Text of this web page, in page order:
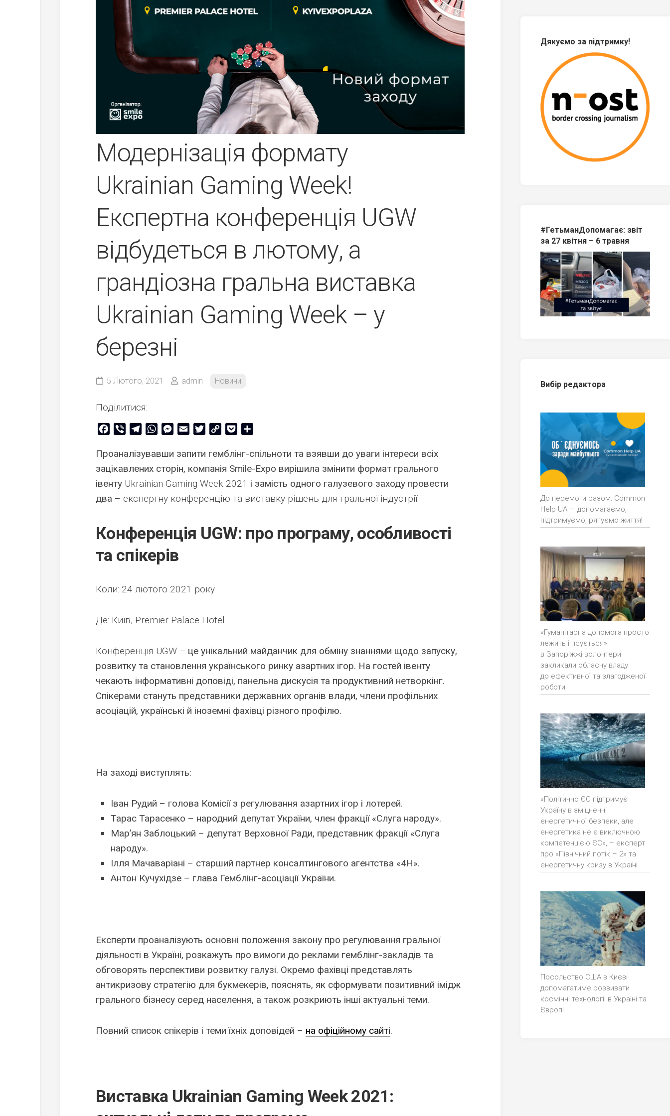
Модернізація формату
Ukrainian Gaming Week!
Експертна конференція UGW
відбудеться в лютому, а
грандіозна гральна виставка
Ukrainian Gaming Week – у
березні
5 Лютого, 2021 admin Новини
Поділитися:
Facebook
Viber TelegramWhatsAppMessenger
Email TwitterCopy
Pocket
Проаналізувавши запити гемблінг-спільноти та взявши до уваги інтереси всіх
зацікавлених сторін, компанія Smile-Expo вирішила змінити формат грального
івенту Ukrainian Gaming Week 2021 і замість одного галузевого заходу провести
два – експертну конференцію та виставку рішень для гральної індустрії.
Конференція UGW: про програму, особливості
та спікерів
Коли: 24 лютого 2021 року
Де: Київ, Premier Palace Hotel
Конференція UGW – це унікальний майданчик для обміну знаннями щодо запуску,
розвитку та становлення українського ринку азартних ігор. На гостей івенту
чекають інформативні доповіді, панельна дискусія та продуктивний нетворкінг.
Спікерами стануть представники державних органів влади, члени профільних
асоціацій, українські й іноземні фахівці різного профілю.
На заході виступлять:
Іван Рудий – голова Комісії з регулювання азартних ігор і лотерей.
Тарас Тарасенко – народний депутат України, член фракції «Слуга народу».
Мар’ян Заблоцький – депутат Верховної Ради, представник фракції «Слуга
народу».
Ілля Мачаваріані – старший партнер консалтингового агентства «4Н».
Антон Кучухідзе – глава Гемблінг-асоціації України.
Експерти проаналізують основні положення закону про регулювання гральної
діяльності в Україні, розкажуть про вимоги до реклами гемблінг-закладів та
обговорять перспективи розвитку галузі. Окремо фахівці представлять
антикризову стратегію для букмекерів, пояснять, як сформувати позитивний імідж
грального бізнесу серед населення, а також розкриють інші актуальні теми.
Повний список спікерів і теми їхніх доповідей – на офіційному сайті.
Виставка Ukrainian Gaming Week 2021:
Дякуємо за підтримку!
#ГетьманДопомагає: звіт
за 27 квітня – 6 травня
Вибір редактора
До перемоги разом: Common
Help UA — допомагаємо,
підтримуємо, рятуємо життя!
«Гуманітарна допомога просто
лежить і псується»:
в Запоріжжі волонтери
закликали обласну владу
до ефективної та злагодженої
роботи
«Політично ЄС підтримує
Україну в зміцненні
енергетичної безпеки, але
енергетика не є виключною
компетенцією ЄС», – експерт
про «Північний потік – 2» та
енергетичну кризу в Україні
Посольство США в Києві
допомагатиме розвивати
космічні технології в Україні та
Європі